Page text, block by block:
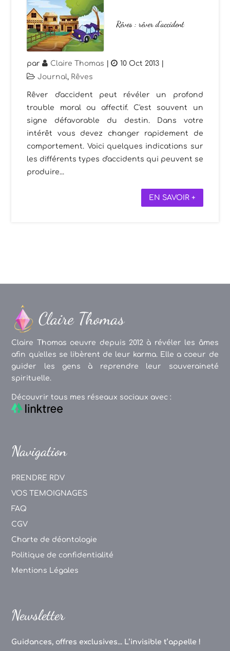
Rêves : rêver d’accident
par Claire Thomas | 10 Oct 2013
Journal, Rêves
Rêver d'accident peut révéler un profond
trouble moral ou affectif. C'est souvent un
signe défavorable du destin. Dans votre
intérêt vous devez changer rapidement de
comportement. Voici quelques indications sur
les différents types d'accidents qui peuvent se
produire...
EN SAVOIR +
Claire Thomas oeuvre depuis 2012 à révéler les âmes
afin qu'elles se libèrent de leur karma. Elle a coeur de
guider les gens à reprendre leur souveraineté
spirituelle.
Découvrir tous mes réseaux sociaux avec :
Navigation
PRENDRE RDV
VOS TEMOIGNAGES
FAQ
CGV
Charte de déontologie
Politique de confidentialité
Mentions Légales
Newsletter
Guidances, offres exclusives... L’invisible t’appelle !